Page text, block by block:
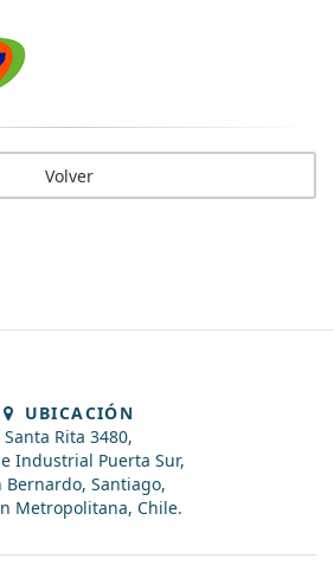
Volver
UBICACIÓN
Santa Rita 3480,
Industrial Puerta Sur,
Bernardo, Santiago,
Metropolitana, Chile.